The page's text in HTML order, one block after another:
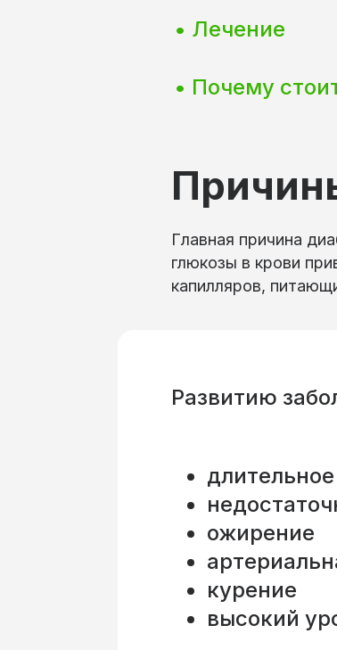
• Лечение
• Почему
Главная причина
глюкозы в крови
капилляров,
Развитию
ожирение
курение
высокий